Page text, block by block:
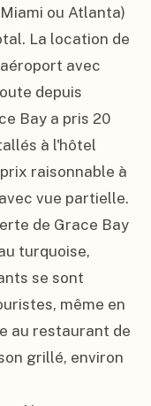
ou Atlanta)
La location de
avec
depuis
Bay a pris 20
à l'hôtel
raisonnable à
vue partielle.
de Grace Bay
turquoise,
se sont
même en
au restaurant de
grillé, environ